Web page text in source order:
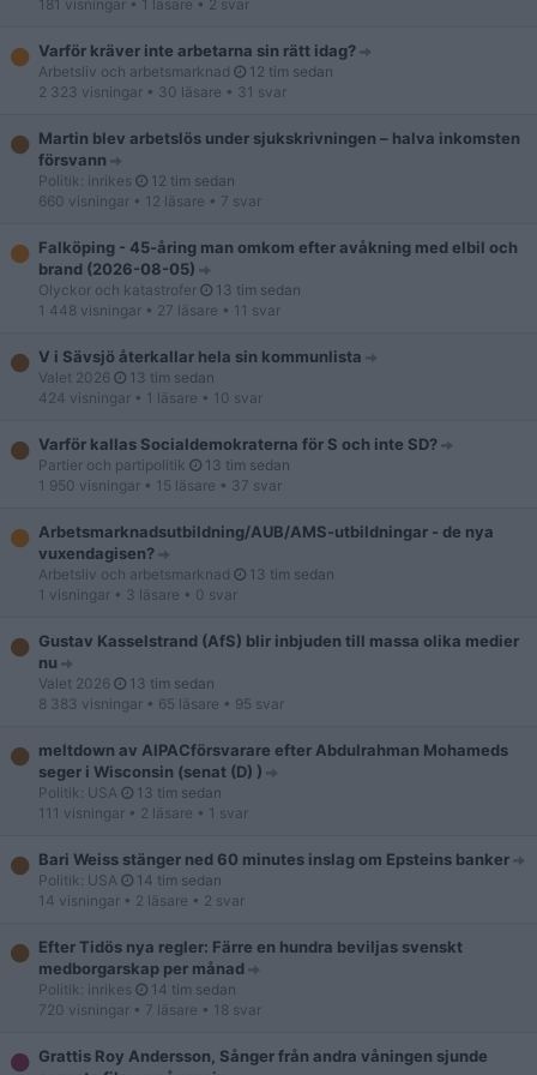
181 visningar • 1 läsare • 2 svar
Varför kräver inte arbetarna sin rätt idag?
Arbetsliv och arbetsmarknad
12 tim sedan
2 323 visningar • 30 läsare • 31 svar
Martin blev arbetslös under sjukskrivningen – halva inkomsten
försvann
Politik: inrikes
12 tim sedan
660 visningar • 12 läsare • 7 svar
Falköping - 45-åring man omkom efter avåkning med elbil och
brand (2026-08-05)
Olyckor och katastrofer
13 tim sedan
1 448 visningar • 27 läsare • 11 svar
V i Sävsjö återkallar hela sin kommunlista
Valet 2026
13 tim sedan
424 visningar • 1 läsare • 10 svar
Varför kallas Socialdemokraterna för S och inte SD?
Partier och partipolitik
13 tim sedan
1 950 visningar • 15 läsare • 37 svar
Arbetsmarknadsutbildning/AUB/AMS-utbildningar - de nya
vuxendagisen?
Arbetsliv och arbetsmarknad
13 tim sedan
1 visningar • 3 läsare • 0 svar
Gustav Kasselstrand (AfS) blir inbjuden till massa olika medier
nu
Valet 2026
13 tim sedan
8 383 visningar • 65 läsare • 95 svar
meltdown av AIPACförsvarare efter Abdulrahman Mohameds
seger i Wisconsin (senat (D) )
Politik: USA
13 tim sedan
111 visningar • 2 läsare • 1 svar
Bari Weiss stänger ned 60 minutes inslag om Epsteins banker
Politik: USA
14 tim sedan
14 visningar • 2 läsare • 2 svar
Efter Tidös nya regler: Färre en hundra beviljas svenskt
medborgarskap per månad
Politik: inrikes
14 tim sedan
720 visningar • 7 läsare • 18 svar
Grattis Roy Andersson, Sånger från andra våningen sjunde